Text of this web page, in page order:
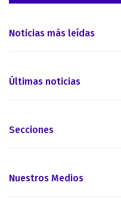
Noticias más leídas
Últimas noticias
Secciones
Nuestros Medios